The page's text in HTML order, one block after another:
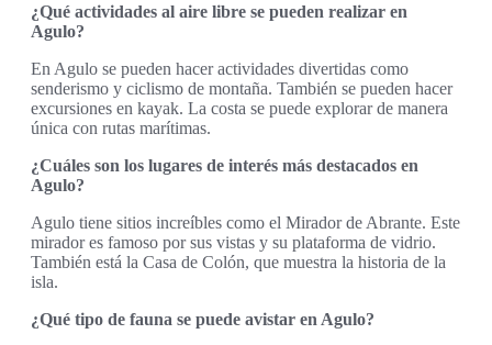
¿Qué actividades al aire libre se pueden realizar en
Agulo?
En Agulo se pueden hacer actividades divertidas como
senderismo y ciclismo de montaña. También se pueden hacer
excursiones en kayak. La costa se puede explorar de manera
única con rutas marítimas.
¿Cuáles son los lugares de interés más destacados en
Agulo?
Agulo tiene sitios increíbles como el Mirador de Abrante. Este
mirador es famoso por sus vistas y su plataforma de vidrio.
También está la Casa de Colón, que muestra la historia de la
isla.
¿Qué tipo de fauna se puede avistar en Agulo?